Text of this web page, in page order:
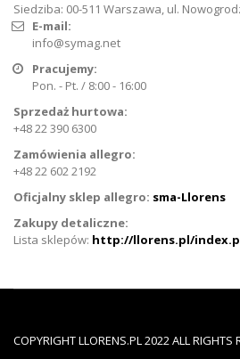
Siedziba: 00-511 Warszawa, ul.
E-mail:
info@symag.net
Pracujemy:
Pon. - Pt. / 8:00 - 16:00
Sprzedaż hurtowa:
+48 22 390 6300
Zamówienia allegro:
+48 22 602 2192
Oficjalny sklep allegro: sma-Llorens
Zakupy detaliczne:
Lista sklepów: http://llorens.pl/
COPYRIGHT LLORENS.PL 2022 ALL RIGHTS